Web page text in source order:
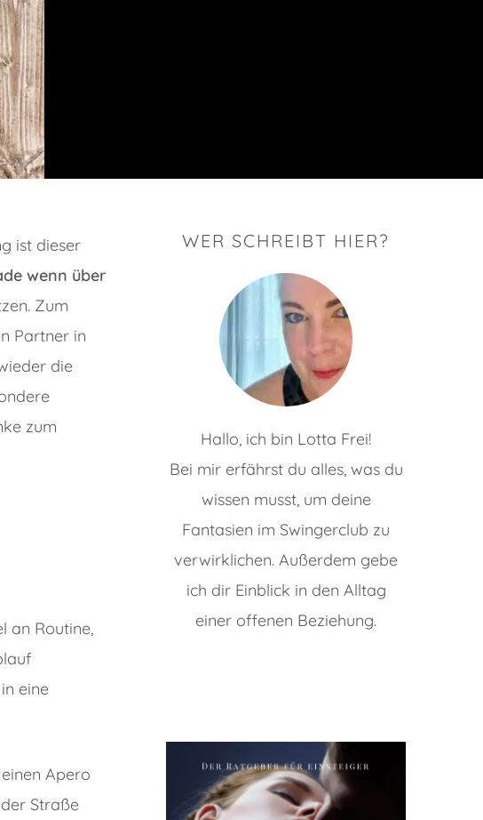
ist dieser
wenn über
Zum
Partner in
die
zum
an Routine,
eine
Apero
Straße
WER SCHREIBT HIER?
Hallo, ich bin Lotta Frei!
Bei mir erfährst du alles, was du
wissen musst, um deine
Fantasien im Swingerclub zu
verwirklichen. Außerdem gebe
ich dir Einblick in den Alltag
einer offenen Beziehung.